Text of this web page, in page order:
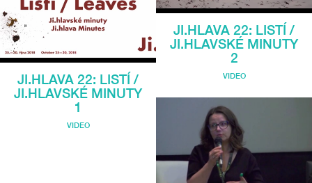
JI.HLAVA 22: LISTÍ /
JI.HLAVSKÉ MINUTY
1
VIDEO
JI.HLAVA 22: LISTÍ /
JI.HLAVSKÉ MINUTY
2
VIDEO